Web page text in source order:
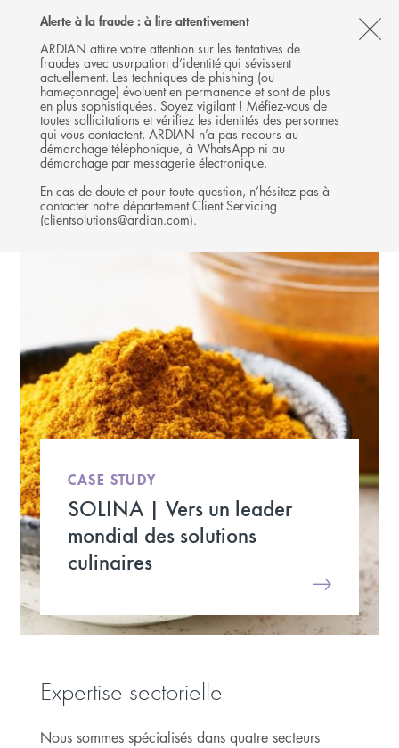
Alerte à la fraude : à lire attentivement
ARDIAN attire votre attention sur les tentatives de
fraudes avec usurpation d’identité qui sévissent
actuellement. Les techniques de phishing (ou
hameçonnage) évoluent en permanence et sont de plus
en plus sophistiquées. Soyez vigilant ! Méfiez-vous de
toutes sollicitations et vérifiez les identités des personnes
qui vous contactent, ARDIAN n’a pas recours au
démarchage téléphonique, à WhatsApp ni au
démarchage par messagerie électronique.
En cas de doute et pour toute question, n’hésitez pas à
contacter notre département Client Servicing
(clientsolutions@ardian.com).
Follow
Ardian
on
X
Follow
Ardian
on
LinkedIn
Follow
Ardian
on
YouTube
Ardian
on
Jobs
on
LinkedIn
MENU
INVESTISSEMENTS
BUYOUT
CASE STUDY
SOLINA | Vers un leader
mondial des solutions
culinaires
Expertise sectorielle
Nous sommes spécialisés dans quatre secteurs